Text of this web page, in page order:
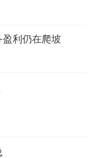
辅导作业；她会
，为他们准备可
个孩子被反锁在
。
利仍在爬坡